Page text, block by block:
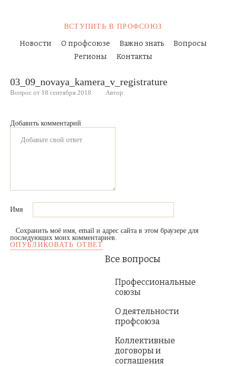
ВСТУПИТЬ В ПРОФСОЮЗ
Новости О профсоюзе Важно знать
Вопросы
Регионы
Контакты
03_09_novaya_kamera_v_registrature
Вопрос от 18 сентября 2018 Автор:
Добавить комментарий
Имя
Сохранить моё имя, email и адрес сайта в этом браузере для
последующих моих комментариев.
Все вопросы
Профессиональные
союзы
О деятельности
профсоюза
Коллективные
договоры и
соглашения